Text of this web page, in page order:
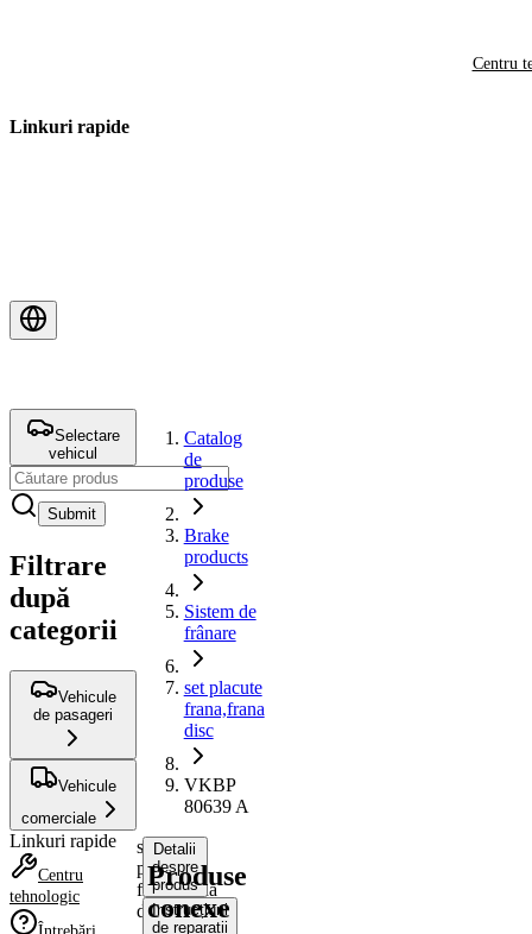
Centru
Linkuri rapide
Selectare
vehicul
Submit
Filtrare
după
categorii
Vehicule
de pasageri
Vehicule
comerciale
Linkuri rapide
Centru
tehnologic
Catalog
de
produse
Brake
products
Sistem de
frânare
set placute
frana,frana
disc
VKBP
80639 A
set
placute
frana,frana
disc
Detalii
despre
produs
Instrucțiuni
de reparații
Produse
conexe